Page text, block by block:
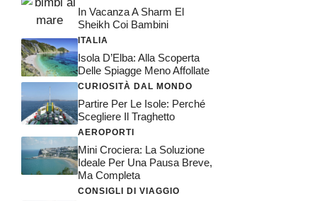
In Vacanza A Sharm El
Sheikh Coi Bambini
ITALIA
Isola D’Elba: Alla Scoperta
Delle Spiagge Meno Affollate
CURIOSITÀ DAL MONDO
Partire Per Le Isole: Perché
Scegliere Il Traghetto
AEROPORTI
Mini Crociera: La Soluzione
Ideale Per Una Pausa Breve,
Ma Completa
CONSIGLI DI VIAGGIO